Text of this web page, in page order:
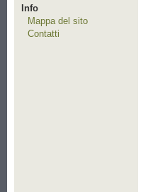
Info
Mappa del sito
Contatti